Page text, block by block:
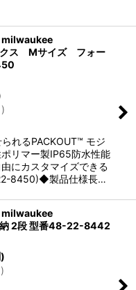
milwaukee
クス Mサイズ フォー
)
れるPACKOUT™ モジ
リマー製IP65防水性能
にカスタマイズできる
8450)◆製品仕様長…
milwaukee
納 2段 型番48-22-8442
)